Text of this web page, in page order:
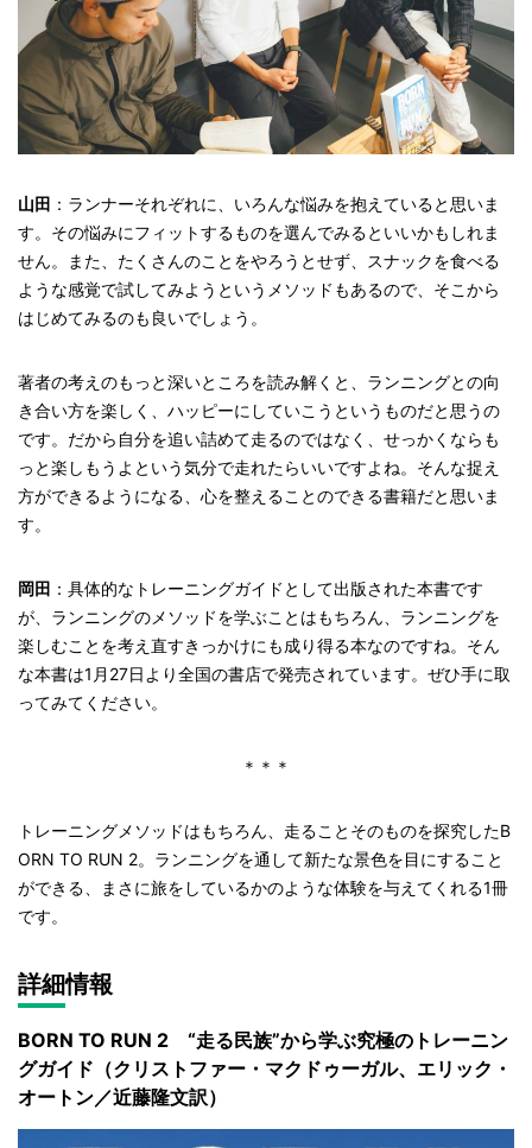
山田 ：ランナーそれぞれに、いろんな悩みを抱えていると思いま
す。その悩みにフィットするものを選んでみるといいかもしれま
せん。また、たくさんのことをやろうとせず、スナックを食べる
ような感覚で試してみようというメソッドもあるので、そこから
はじめてみるのも良いでしょう。
著者の考えのもっと深いところを読み解くと、ランニングとの向
き合い方を楽しく、ハッピーにしていこうというものだと思うの
です。だから自分を追い詰めて走るのではなく、せっかくならも
っと楽しもうよという気分で走れたらいいですよね。そんな捉え
方ができるようになる、心を整えることのできる書籍だと思いま
す。
岡田 ：具体的なトレーニングガイドとして出版された本書です
が、ランニングのメソッドを学ぶことはもちろん、ランニングを
楽しむことを考え直すきっかけにも成り得る本なのですね。そん
な本書は1月27日より全国の書店で発売されています。ぜひ手に取
ってみてください。
＊＊＊
トレーニングメソッドはもちろん、走ることそのものを探究したB
ORN TO RUN 2。ランニングを通して新たな景色を目にすること
ができる、まさに旅をしているかのような体験を与えてくれる1冊
です。
詳細情報
BORN TO RUN 2 “走る民族”から学ぶ究極のトレーニン
グガイド（クリストファー・マクドゥーガル、エリック・
オートン／近藤隆文訳）